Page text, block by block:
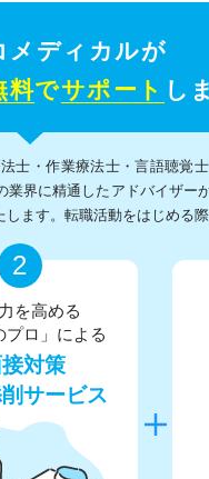
メディカルが
料でサポート し
士・作業療法士・言語聴覚
界に精通したアドバイザー
ます。転職活動をはじめる
2
を高める
プロ」による
対策
サービス